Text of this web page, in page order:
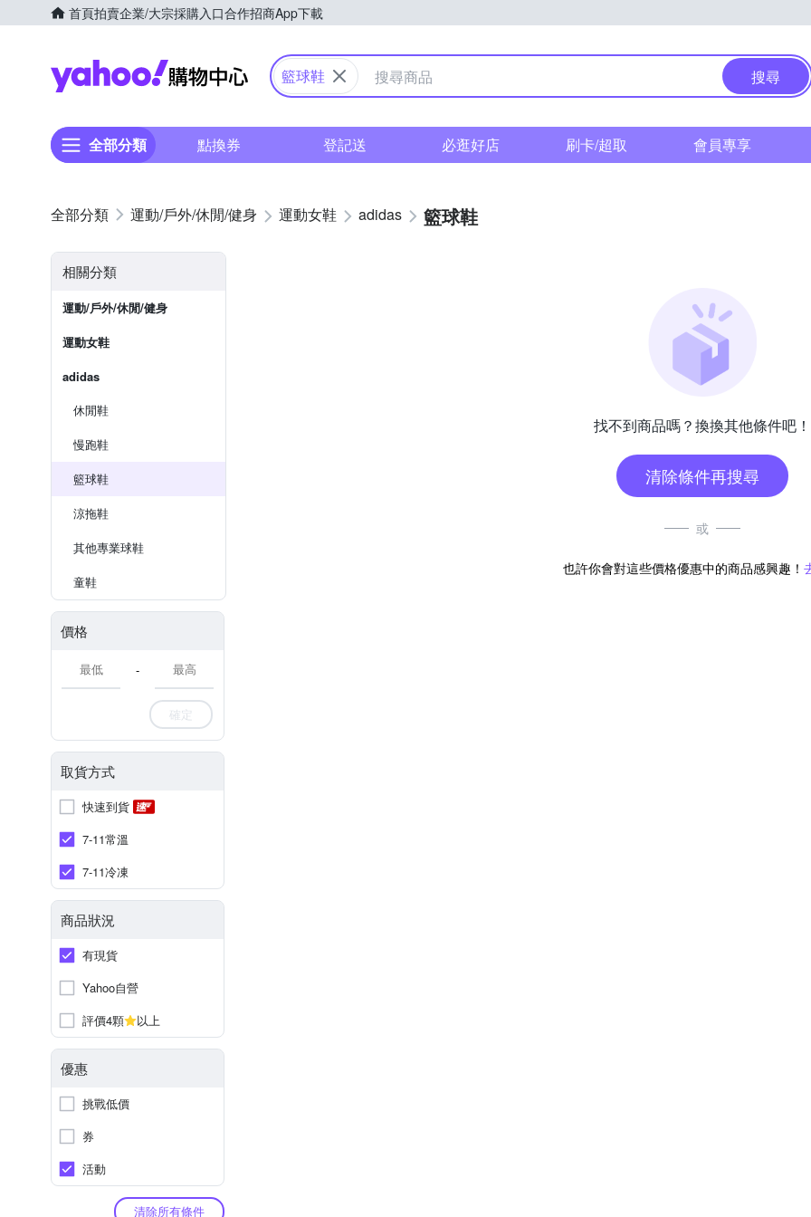
首頁拍賣企業/大宗採購入口合作招商App下載
Yahoo購物中心
籃球鞋 搜尋
全部分類 點換券 登記送 必逛好店 刷卡/超取 會員專享
運動/戶外/休閒/健身 運動女鞋 adidas 籃球鞋
相關分類
運動/戶外/休閒/健身
運動女鞋
adidas
休閒鞋
慢跑鞋
籃球鞋
涼拖鞋
其他專業球鞋
童鞋
價格
-
確定
取貨方式
快速到貨
7-11常溫
7-11冷凍
商品狀況
有現貨
Yahoo自營
評價4顆
以上
優惠
挑戰低價
券
活動
清除所有條件
找不到商品嗎？換換其他條件吧！
清除條件再搜尋
或
也許你會對這些價格優惠中的商品感興趣！